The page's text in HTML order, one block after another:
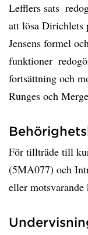
Lefflers sats 
att lösa Dirichlets
Jensens formel
funktioner 
fortsättning och
Runges och
För tillträde till
(5MA077) och
eller motsvarande